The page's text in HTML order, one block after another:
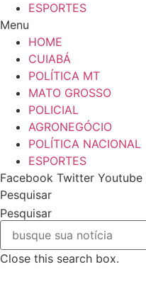
ESPORTES
Menu
HOME
CUIABÁ
POLÍTICA MT
MATO GROSSO
POLICIAL
AGRONEGÓCIO
POLÍTICA NACIONAL
ESPORTES
Facebook Twitter Youtube
Pesquisar
Pesquisar
Close this search box.